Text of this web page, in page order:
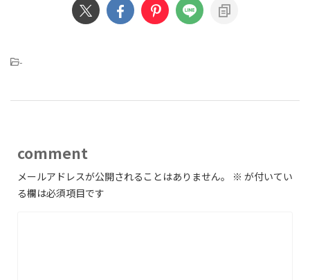
-
comment
メールアドレスが公開されることはありません。 ※ が付いてい
る欄は必須項目です